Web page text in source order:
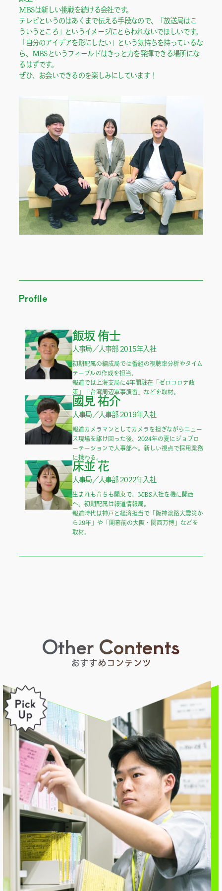
MBSは新しい挑戦を続ける会社です。
テレビというのはあくまで伝える手段なので、「放送局はこ
ういうところ」というイメージにとらわれないでほしいです。
「自分のアイデアを形にしたい」という気持ちを持っているな
ら、MBSというフィールドはきっと力を発揮できる場所にな
るはずです。
ぜひ、お会いできるのを楽しみにしています！
Profile
飯坂 侑士
人事局／人事部 2015年入社
初期配属の編成局では番組の視聴率分析やタイム
テーブルの作成を担当。
報道では上海支局に4年間駐在「ゼロコロナ政
策」「台湾周辺軍事演習」などを取材。
國見 祐介
人事局／人事部 2019年入社
報道カメラマンとしてカメラを担ぎながらニュー
ス現場を駆け回った後、2024年の夏にジョブロ
ーテーションで人事部へ。新しい視点で採用業務
に携わる。
床並 花
人事局／人事部 2022年入社
生まれも育ちも関東で、MBS入社を機に関西
へ。初期配属は報道情報局。
報道時代は神戸と経済担当で「阪神淡路大震災か
ら29年」や「開幕前の大阪・関西万博」などを
取材。
Other Contents
おすすめコンテンツ